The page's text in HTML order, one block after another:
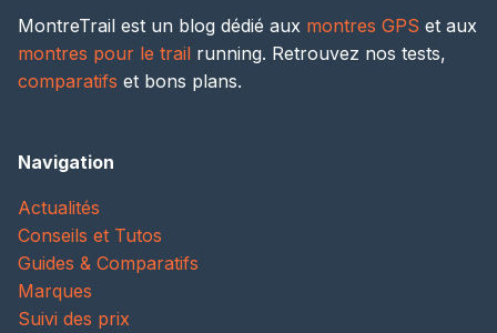
MontreTrail est un blog dédié aux montres GPS et aux
montres pour le trail running. Retrouvez nos tests,
comparatifs et bons plans.
Navigation
Actualités
Conseils et Tutos
Guides & Comparatifs
Marques
Suivi des prix